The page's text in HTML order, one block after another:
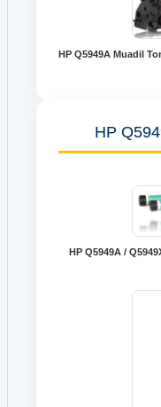
HP Q5949A Muadil
HP
HP Q5949A /